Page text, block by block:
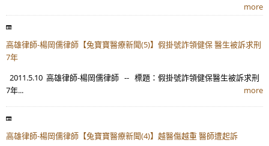
more
高雄律師-楊岡儒律師【兔寶寶醫療新聞(5)】假掛號詐領健保 醫生被訴求刑
7年
2011.5.10 高雄律師-楊岡儒律師 -- 標題：假掛號詐領健保醫生被訴求刑
7年...
more
高雄律師-楊岡儒律師【兔寶寶醫療新聞(4)】越醫傷越重 醫師遭起訴